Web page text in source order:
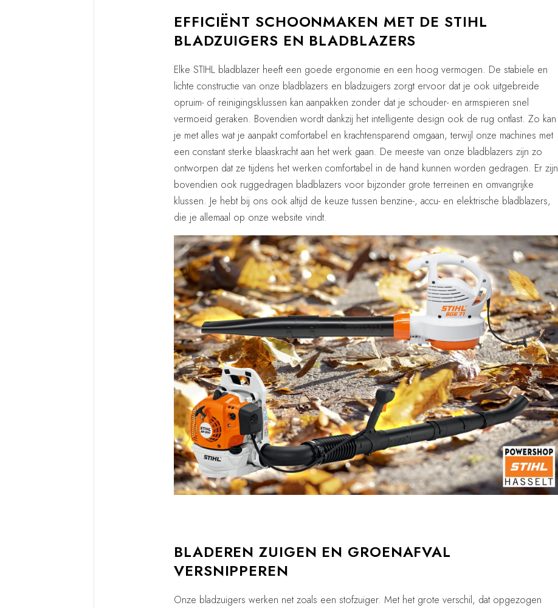
EFFICIËNT SCHOONMAKEN MET DE STIHL
BLADZUIGERS EN BLADBLAZERS
Elke STIHL bladblazer heeft een goede ergonomie en een hoog vermogen. De stabiele en
lichte constructie van onze bladblazers en bladzuigers zorgt ervoor dat je ook uitgebreide
opruim- of reinigingsklussen kan aanpakken zonder dat je schouder- en armspieren snel
vermoeid geraken. Bovendien wordt dankzij het intelligente design ook de rug ontlast. Zo kan
je met alles wat je aanpakt comfortabel en krachtensparend omgaan, terwijl onze machines met
een constant sterke blaaskracht aan het werk gaan. De meeste van onze bladblazers zijn zo
ontworpen dat ze tijdens het werken comfortabel in de hand kunnen worden gedragen. Er zijn
bovendien ook ruggedragen bladblazers voor bijzonder grote terreinen en omvangrijke
klussen. Je hebt bij ons ook altijd de keuze tussen benzine-, accu- en elektrische bladblazers,
die je allemaal op onze website vindt.
BLADEREN ZUIGEN EN GROENAFVAL
VERSNIPPEREN
Onze bladzuigers werken net zoals een stofzuiger. Met het grote verschil, dat opgezogen